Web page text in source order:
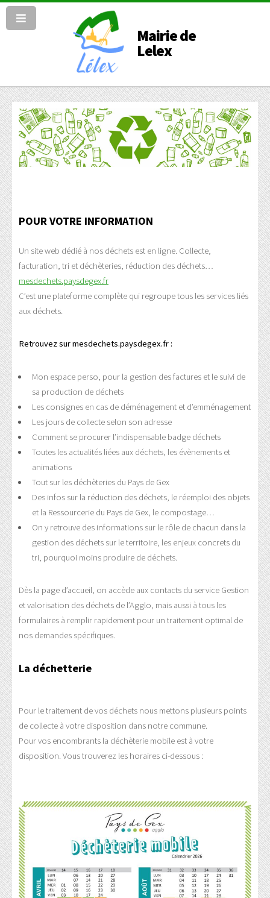
Mairie de
Lelex
POUR VOTRE INFORMATION
Un site web dédié à nos déchets est en ligne. Collecte,
facturation, tri et déchèteries, réduction des déchets…
mesdechets.paysdegex.fr
C’est une plateforme complète qui regroupe tous les services liés
aux déchets.
Retrouvez sur mesdechets.paysdegex.fr :
Mon espace perso, pour la gestion des factures et le suivi de
sa production de déchets
Les consignes en cas de déménagement et d’emménagement
Les jours de collecte selon son adresse
Comment se procurer l’indispensable badge déchets
Toutes les actualités liées aux déchets, les évènements et
animations
Tout sur les déchèteries du Pays de Gex
Des infos sur la réduction des déchets, le réemploi des objets
et la Ressourcerie du Pays de Gex, le compostage…
On y retrouve des informations sur le rôle de chacun dans la
gestion des déchets sur le territoire, les enjeux concrets du
tri, pourquoi moins produire de déchets.
Dès la page d’accueil, on accède aux contacts du service Gestion
et valorisation des déchets de l’Agglo, mais aussi à tous les
formulaires à remplir rapidement pour un traitement optimal de
nos demandes spécifiques.
La déchetterie
Pour le traitement de vos déchets nous mettons plusieurs points
de collecte à votre disposition dans notre commune.
Pour vos encombrants la déchèterie mobile est à votre
disposition. Vous trouverez les horaires ci-dessous :